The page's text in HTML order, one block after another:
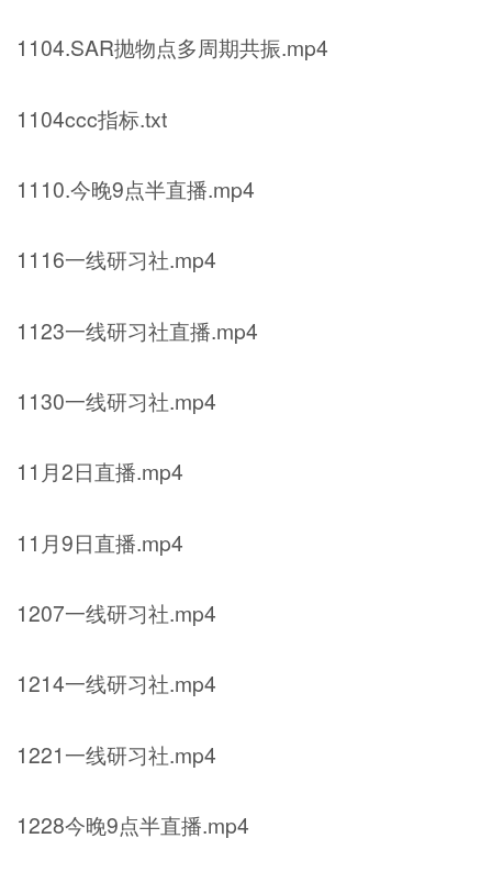
1104.SAR抛物点多周期共振.mp4
1104ccc指标.txt
1110.今晚9点半直播.mp4
1116一线研习社.mp4
1123一线研习社直播.mp4
1130一线研习社.mp4
11月2日直播.mp4
11月9日直播.mp4
1207一线研习社.mp4
1214一线研习社.mp4
1221一线研习社.mp4
1228今晚9点半直播.mp4